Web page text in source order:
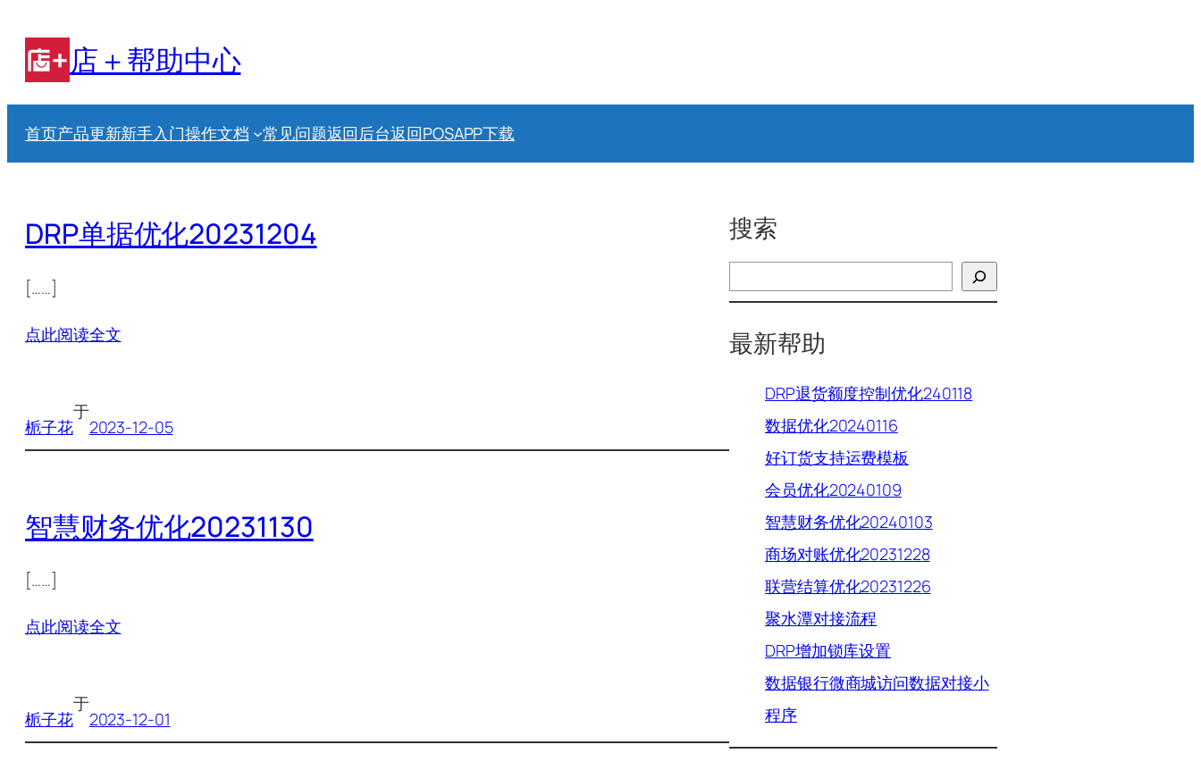
至
容
店＋帮助中心
首页产品更新新手入门操作文档 常见问题返回后台返回POSAPP下载
DRP单据优化20231204
[……]
点此阅读全文
栀子花
于
2023-12-05
智慧财务优化20231130
[……]
点此阅读全文
栀子花
于
2023-12-01
搜索
索
最新帮助
DRP退货额度控制优化240118
数据优化20240116
好订货支持运费模板
会员优化20240109
智慧财务优化20240103
商场对账优化20231228
联营结算优化20231226
聚水潭对接流程
DRP增加锁库设置
数据银行微商城访问数据对接小
程序